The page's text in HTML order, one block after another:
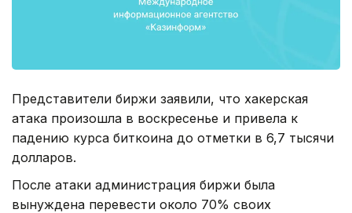
Представители биржи заявили, что хакерская
атака произошла в воскресенье и привела к
падению курса биткоина до отметки в 6,7 тысячи
долларов.
После атаки администрация биржи была
вынуждена перевести около 70% своих